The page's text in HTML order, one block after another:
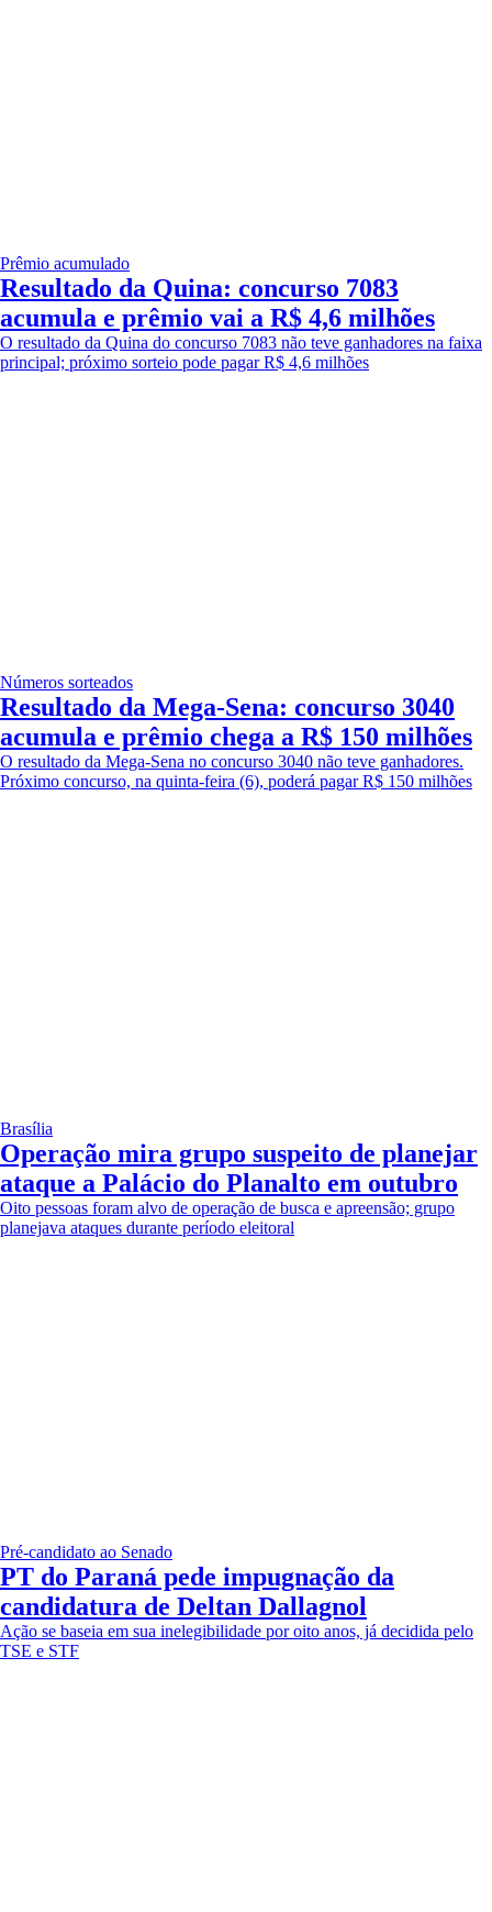
Prêmio acumulado
Resultado da Quina: concurso 7083
acumula e prêmio vai a R$ 4,6 milhões
O resultado da Quina do concurso 7083 não teve ganhadores na faixa
principal; próximo sorteio pode pagar R$ 4,6 milhões
Números sorteados
Resultado da Mega-Sena: concurso 3040
acumula e prêmio chega a R$ 150 milhões
O resultado da Mega-Sena no concurso 3040 não teve ganhadores.
Próximo concurso, na quinta-feira (6), poderá pagar R$ 150 milhões
Brasília
Operação mira grupo suspeito de planejar
ataque a Palácio do Planalto em outubro
Oito pessoas foram alvo de operação de busca e apreensão; grupo
planejava ataques durante período eleitoral
Pré-candidato ao Senado
PT do Paraná pede impugnação da
candidatura de Deltan Dallagnol
Ação se baseia em sua inelegibilidade por oito anos, já decidida pelo
TSE e STF